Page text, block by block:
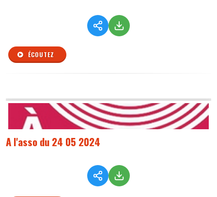
ÉCOUTEZ
A l'asso du 24 05 2024